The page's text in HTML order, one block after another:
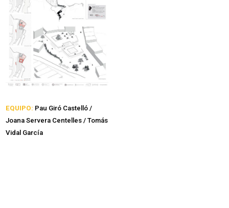
EQUIPO: Pau Giró Castelló /
Joana Servera Centelles / Tomás
Vidal García